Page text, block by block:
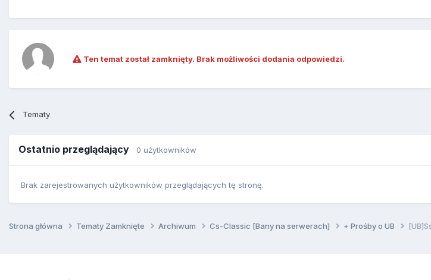
Ten temat został zamknięty. Brak możliwości dodania odpowiedzi.
Tematy
Ostatnio przeglądający 0 użytkowników
Brak zarejestrowanych użytkowników przeglądających tę stronę.
Strona główna Tematy Zamknięte Archiwum Cs-Classic [Bany na serwerach] + Prośby o UB